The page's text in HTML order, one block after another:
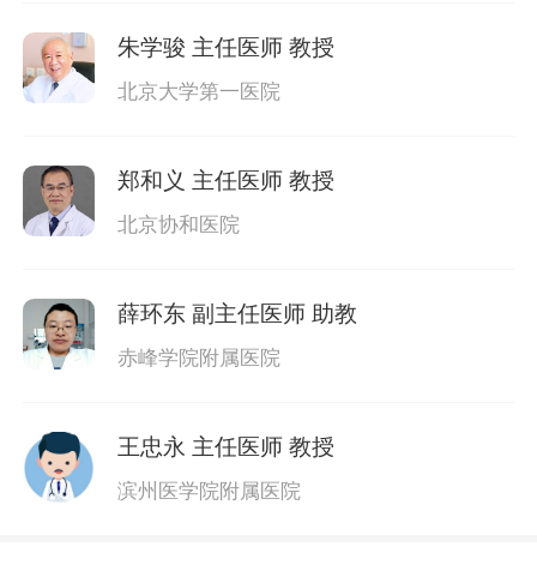
朱学骏 主任医师 教授
北京大学第一医院
郑和义 主任医师 教授
北京协和医院
薛环东 副主任医师 助教
赤峰学院附属医院
王忠永 主任医师 教授
滨州医学院附属医院